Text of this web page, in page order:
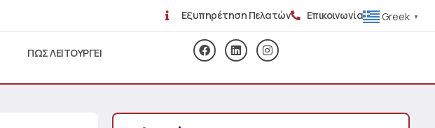
Εξυπηρέτηση Πελατών Επικοινωνία Greek ▼
ΠΩΣ ΛΕΙΤΟΥΡΓΕΙ